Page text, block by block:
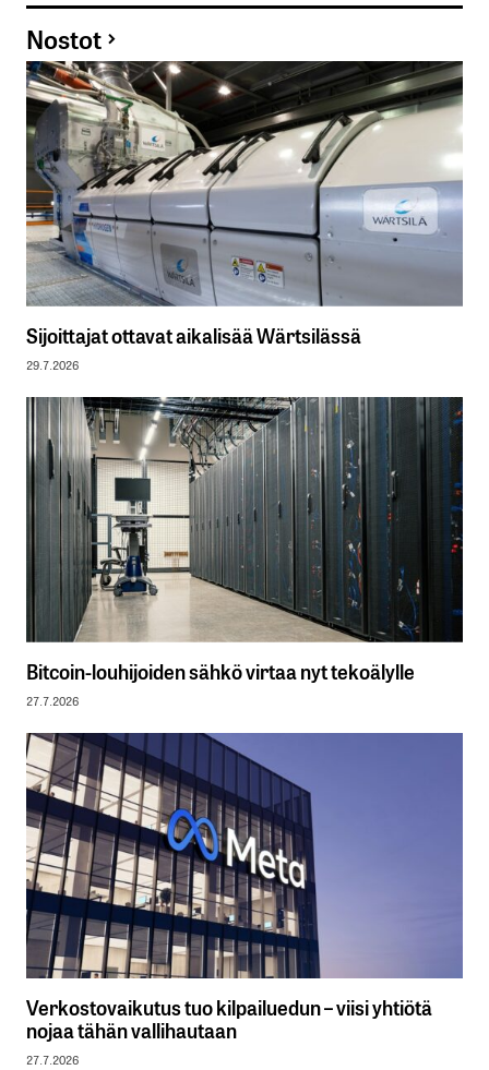
Nostot
Sijoittajat ottavat aikalisää Wärtsilässä
29.7.2026
Bitcoin-louhijoiden sähkö virtaa nyt tekoälylle
27.7.2026
Verkostovaikutus tuo kilpailuedun – viisi yhtiötä
nojaa tähän vallihautaan
27.7.2026